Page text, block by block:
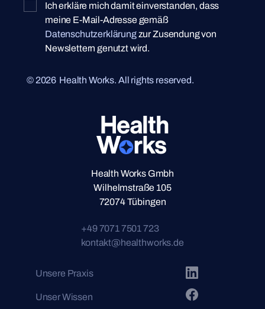
Health Works Gmbh
Wilhelmstraße 105
72074 Tübingen
+49 7071 7501 723
kontakt@healthworks.de
Unsere Praxis
Unser Wissen
Ich erkläre mich damit einverstanden, dass
meine E-Mail-Adresse gemäß
Datenschutzerklärungzur Zusendung von
Newslettern genutzt wird.
© 2026 Health Works. All rights reserved.